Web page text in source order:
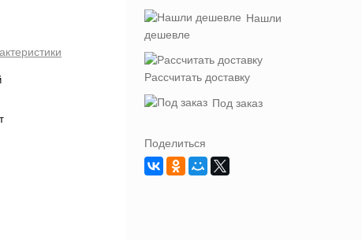
Нашли
дешевле
Рассчитать доставку
Под заказ
Поделиться